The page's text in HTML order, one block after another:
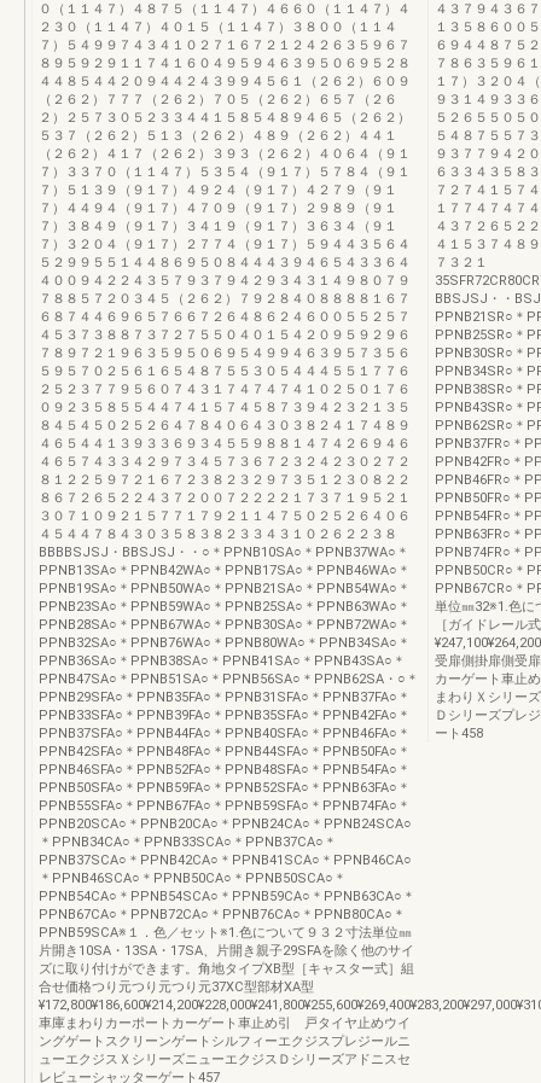
０（１１４７）４８７５（１１４７）４６６０（１１４７）４
２３０（１１４７）４０１５（１１４７）３８００（１１４
７）５４９９７４３４１０２７１６７２１２４２６３５９６７
８９５９２９１１７４１６０４９５９４６３９５０６９５２８
４４８５４４２０９４４２４３９９４５６１（２６２）６０９
（２６２）７７７（２６２）７０５（２６２）６５７（２６
２）２５７３０５２３３４４１５８５４８９４６５（２６２）
５３７（２６２）５１３（２６２）４８９（２６２）４４１
（２６２）４１７（２６２）３９３（２６２）４０６４（９１
７）３３７０（１１４７）５３５４（９１７）５７８４（９１
７）５１３９（９１７）４９２４（９１７）４２７９（９１
７）４４９４（９１７）４７０９（９１７）２９８９（９１
７）３８４９（９１７）３４１９（９１７）３６３４（９１
７）３２０４（９１７）２７７４（９１７）５９４４３５６４
５２９９５５１４４８６９５０８４４４３９４６５４３３６４
４００９４２２４３５７９３７９４２９３４３１４９８０７９
７８８５７２０３４５（２６２）７９２８４０８８８８１６７
６８７４４６９６５７６６７２６４８６２４６００５５２５７
４５３７３８８７３７２７５５０４０１５４２０９５９２９６
７８９７２１９６３５９５０６９５４９９４６３９５７３５６
５９５７０２５６１６５４８７５５３０５４４４５５１７７６
２５２３７７９５６０７４３１７４７４７４１０２５０１７６
０９２３５８５５４４７４１５７４５８７３９４２３２１３５
８４５４５０２５２６４７８４０６４３０３８２４１７４８９
４６５４４１３９３３６９３４５５９８８１４７４２６９４６
４６５７４３３４２９７３４５７３６７２３２４２３０２７２
８１２２５９７２１６７２３８２３２９７３５１２３０８２２
８６７２６５２２４３７２００７２２２２１７３７１９５２１
３０７１０９２１５７７１７９２１１４７５０２５２６４０６
４５４４７８４３０３５８３８２３３４３１０２６２２３８
BBBBSJSJ・BBSJSJ・・○＊PPNB10SA○＊PPNB37WA○＊
PPNB13SA○＊PPNB42WA○＊PPNB17SA○＊PPNB46WA○＊
PPNB19SA○＊PPNB50WA○＊PPNB21SA○＊PPNB54WA○＊
PPNB23SA○＊PPNB59WA○＊PPNB25SA○＊PPNB63WA○＊
PPNB28SA○＊PPNB67WA○＊PPNB30SA○＊PPNB72WA○＊
PPNB32SA○＊PPNB76WA○＊PPNB80WA○＊PPNB34SA○＊
PPNB36SA○＊PPNB38SA○＊PPNB41SA○＊PPNB43SA○＊
PPNB47SA○＊PPNB51SA○＊PPNB56SA○＊PPNB62SA・○＊
PPNB29SFA○＊PPNB35FA○＊PPNB31SFA○＊PPNB37FA○＊
PPNB33SFA○＊PPNB39FA○＊PPNB35SFA○＊PPNB42FA○＊
PPNB37SFA○＊PPNB44FA○＊PPNB40SFA○＊PPNB46FA○＊
PPNB42SFA○＊PPNB48FA○＊PPNB44SFA○＊PPNB50FA○＊
PPNB46SFA○＊PPNB52FA○＊PPNB48SFA○＊PPNB54FA○＊
PPNB50SFA○＊PPNB59FA○＊PPNB52SFA○＊PPNB63FA○＊
PPNB55SFA○＊PPNB67FA○＊PPNB59SFA○＊PPNB74FA○＊
PPNB20SCA○＊PPNB20CA○＊PPNB24CA○＊PPNB24SCA○
＊PPNB34CA○＊PPNB33SCA○＊PPNB37CA○＊
PPNB37SCA○＊PPNB42CA○＊PPNB41SCA○＊PPNB46CA○
＊PPNB46SCA○＊PPNB50CA○＊PPNB50SCA○＊
PPNB54CA○＊PPNB54SCA○＊PPNB59CA○＊PPNB63CA○＊
PPNB67CA○＊PPNB72CA○＊PPNB76CA○＊PPNB80CA○＊
PPNB59SCA※１．色／セット※1.色について９３２寸法単位㎜
片開き10SA・13SA・17SA、片開き親子29SFAを除く他のサイ
ズに取り付けができます。角地タイプXB型［キャスター式］組
合せ価格つり元つり元つり元37XC型部材XA型
車庫まわりカーポートカーゲート車止め引 戸タイヤ止めウイ
ングゲートスクリーンゲートシルフィーエクジスプレジールニ
ューエクジスＸシリーズニューエクジスＤシリーズアドニスセ
レビューシャッターゲート457
４３７９４３６
１３５８６００
６９４４８７５
７８６３５９６
１７）３２０４
９３１４９３３
５２６５５０５
５４８７５５７
９３７７９４２
６３３４３５８
７２７４１５７
１７７４７４７
４３７２６５２
４１５３７４８
７３２１
BBSJSJ・・
PPNB21SR○＊
PPNB25SR○＊
PPNB30SR○＊
PPNB34SR○＊
PPNB38SR○＊
PPNB43SR○＊
PPNB62SR○＊
PPNB37FR○＊
PPNB42FR○＊
PPNB46FR○＊
PPNB50FR○＊
PPNB54FR○＊
PPNB63FR○＊
PPNB74FR○＊
PPNB50CR○＊
PPNB67CR○＊
単位㎜32※1.色に
［ガイドレール
受扉側掛扉側受
カーゲート車止
まわりＸシリー
Ｄシリーズプレ
ート458